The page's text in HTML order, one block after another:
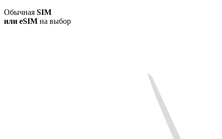
Обычная SIM
или eSIM на выбор